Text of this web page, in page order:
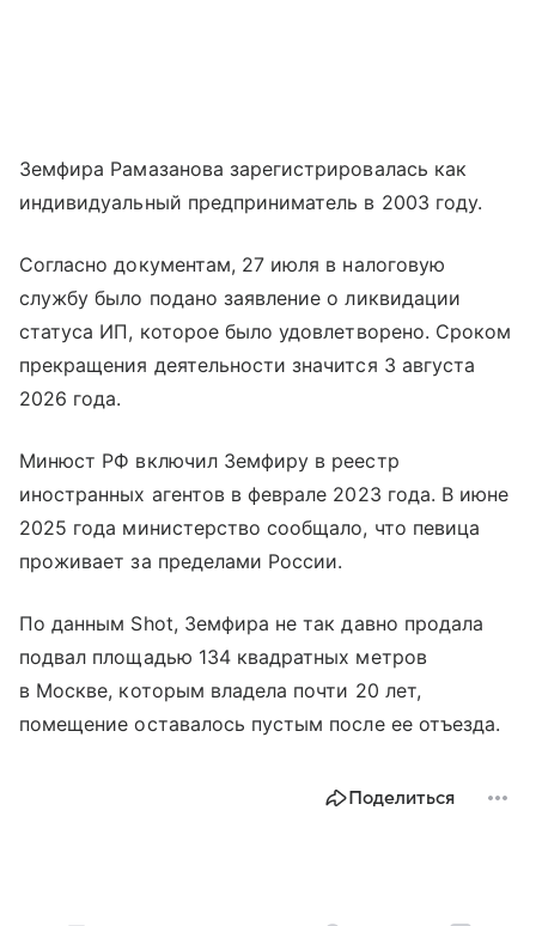
Земфира Рамазанова зарегистрировалась как
индивидуальный предприниматель в 2003 году.
Согласно документам, 27 июля в налоговую
службу было подано заявление о ликвидации
статуса ИП, которое было удовлетворено. Сроком
прекращения деятельности значится 3 августа
2026 года.
Минюст РФ включил Земфиру в реестр
иностранных агентов в феврале 2023 года. В июне
2025 года министерство сообщало, что певица
проживает за пределами России.
По данным Shot, Земфира не так давно продала
подвал площадью 134 квадратных метров
в Москве, которым владела почти 20 лет,
помещение оставалось пустым после ее отъезда.
Поделиться